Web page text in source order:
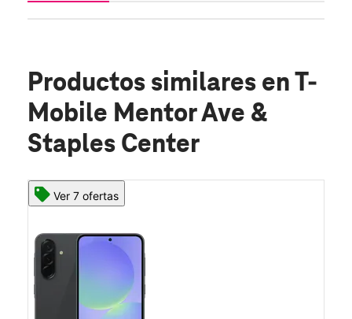
Productos similares en T-
Mobile Mentor Ave &
Staples Center
Ver 7 ofertas